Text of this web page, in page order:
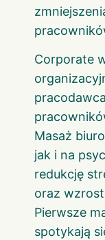
Corporate
Masaż
jak i na
redukcję
oraz
Pierwsze
spotykają